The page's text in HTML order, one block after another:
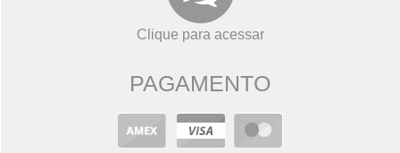
Clique para acessar
PAGAMENTO